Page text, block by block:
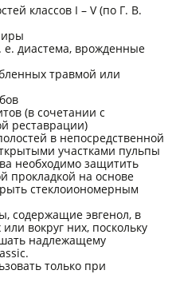
классов I – V (по Г. В.
диастема, врожденные
травмой или
(в сочетании с
реставрации)
в непосредственной
участками пульпы
необходимо защитить
прокладкой на основе
стеклоиономерным
содержащие эвгенол, в
вокруг них, поскольку
надлежащему
только при